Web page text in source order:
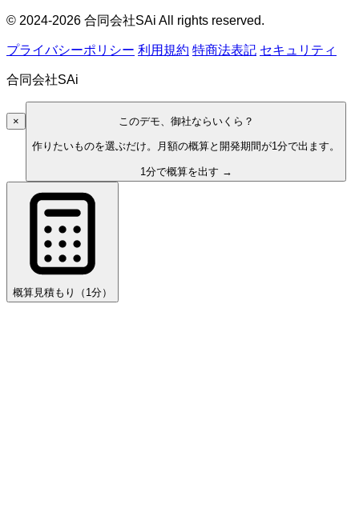
© 2024-2026 合同会社SAi All rights reserved.
プライバシーポリシー 利用規約 特商法表記 セキュリティ
合同会社SAi
× このデモ、御社ならいくら？
作りたいものを選ぶだけ。月額の概算と開発期間が1分で出ます。
1分で概算を出す →
概算見積もり （1分）